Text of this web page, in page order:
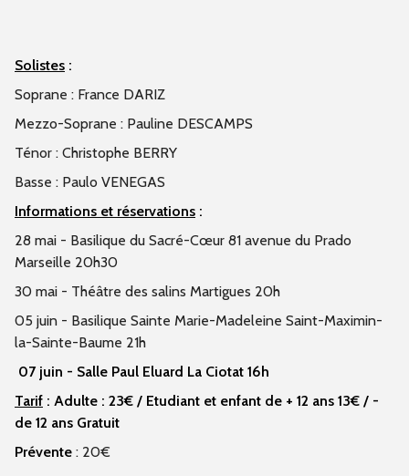
Solistes :
Soprane : France DARIZ
Mezzo-Soprane : Pauline DESCAMPS
Ténor : Christophe BERRY
Basse : Paulo VENEGAS
Informations et réservations :
28 mai - Basilique du Sacré-Cœur 81 avenue du Prado
Marseille 20h30
30 mai - Théâtre des salins Martigues 20h
05 juin - Basilique Sainte Marie-Madeleine Saint-Maximin-
la-Sainte-Baume 21h
07 juin - Salle Paul Eluard La Ciotat 16h
Tarif : Adulte : 23€ / Etudiant et enfant de + 12 ans 13€ / -
de 12 ans Gratuit
Prévente : 20€